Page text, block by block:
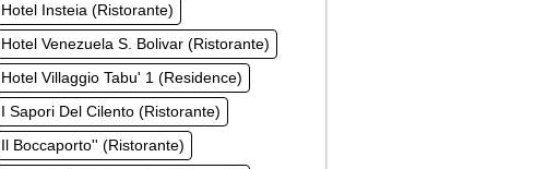
Hotel Insteia (Ristorante)
Hotel Venezuela S. Bolivar (Ristorante)
Hotel Villaggio Tabu' 1 (Residence)
I Sapori Del Cilento (Ristorante)
Il Boccaporto'' (Ristorante)